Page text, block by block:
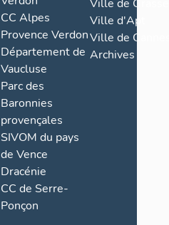
CC Alpes
Provence Verdon
Département de
Vaucluse
Parc des
Baronnies
provençales
SIVOM du pays
de Vence
Dracénie
CC de Serre-
Ponçon
Ville de Grasse
Ville d'Apt
Ville de
Archives